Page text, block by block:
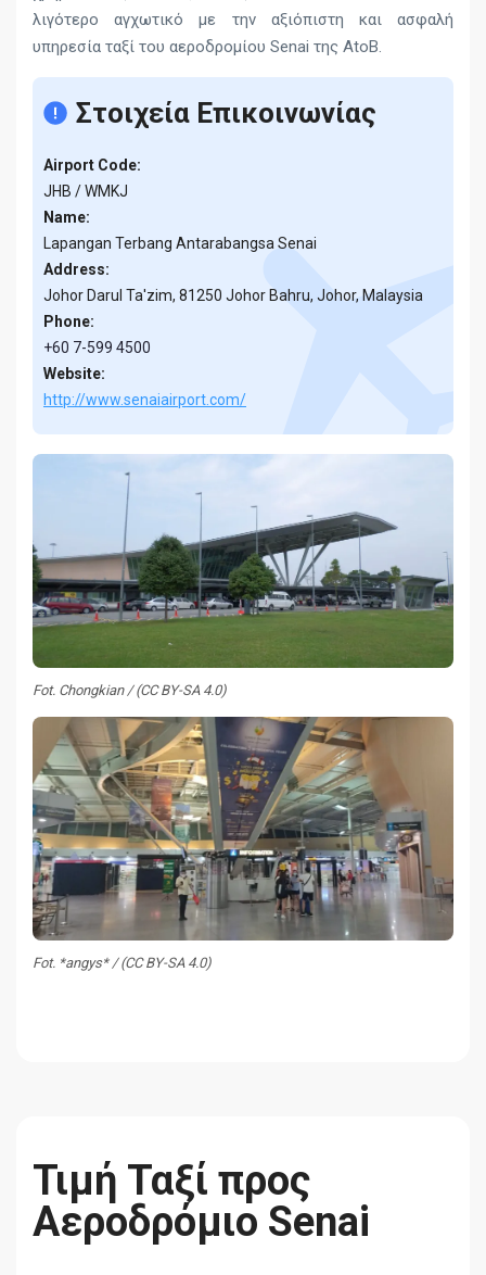
λιγότερο αγχωτικό με την αξιόπιστη και ασφαλή
υπηρεσία ταξί του αεροδρομίου Senai της AtoB.
Στοιχεία Επικοινωνίας
Airport Code:
JHB / WMKJ
Name:
Lapangan Terbang Antarabangsa Senai
Address:
Johor Darul Ta'zim, 81250 Johor Bahru, Johor, Malaysia
Phone:
+60 7-599 4500
Website:
http://www.senaiairport.com/
Fot. Chongkian / (CC BY-SA 4.0)
Fot. *angys* / (CC BY-SA 4.0)
Τιμή Ταξί προς
Αεροδρόμιο Senai